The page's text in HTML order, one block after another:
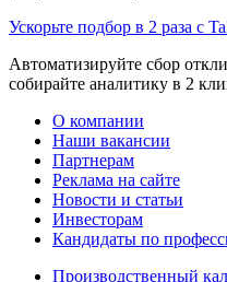
Ускорьте подбор в 2 раза с
Автоматизируйте сбор
собирайте аналитику в 2
О компании
Наши вакансии
Партнерам
Реклама на сайте
Новости и статьи
Инвесторам
Кандидаты по
Производственный